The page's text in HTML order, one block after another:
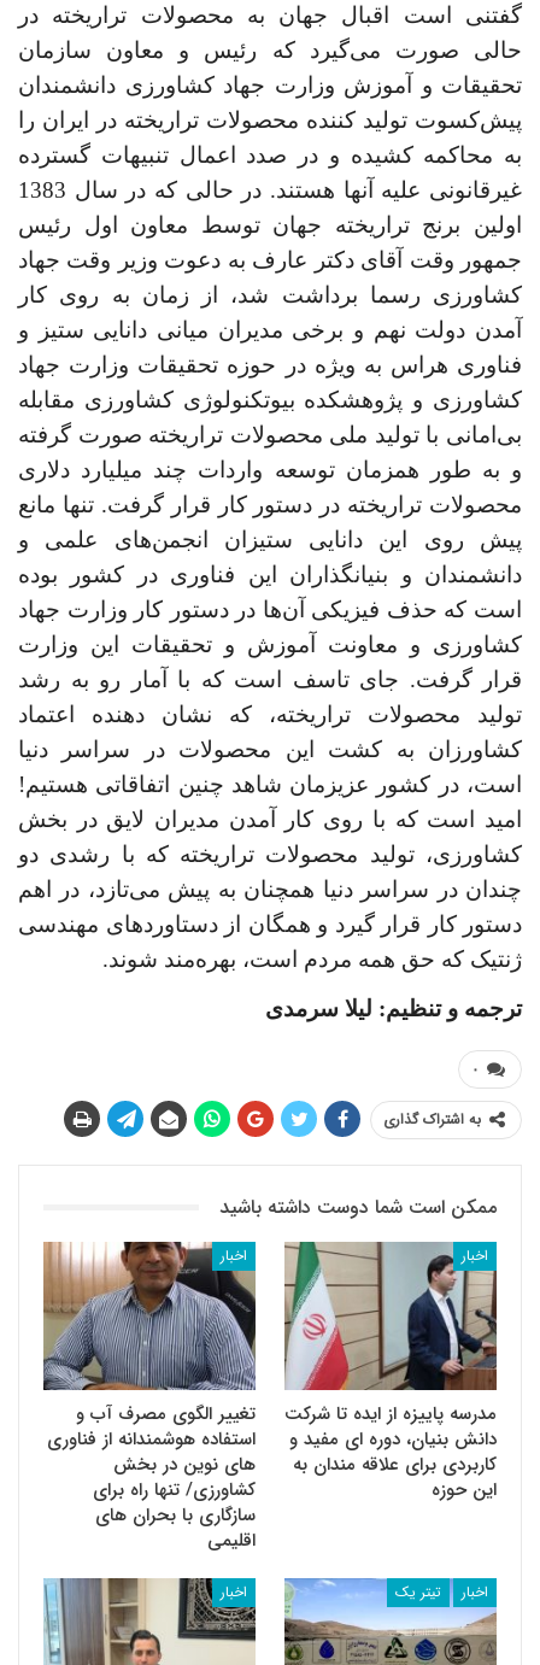
گفتنی است اقبال جهان به محصولات تراریخته در
حالی صورت می‌گیرد که رئیس و معاون سازمان
تحقیقات و آموزش وزارت جهاد کشاورزی دانشمندان
پیش‌کسوت تولید کننده محصولات تراریخته در ایران را
به محاکمه کشیده و در صدد اعمال تنبیهات گسترده
غیرقانونی علیه آنها هستند. در حالی که در سال 1383
اولین برنج تراریخته جهان توسط معاون اول رئیس
جمهور وقت آقای دکتر عارف به دعوت وزیر وقت جهاد
کشاورزی رسما برداشت شد، از زمان به روی کار
آمدن دولت نهم و برخی مدیران میانی دانایی ستیز و
فناوری هراس به ویژه در حوزه تحقیقات وزارت جهاد
کشاورزی و پژوهشکده بیوتکنولوژی کشاورزی مقابله
بی‌امانی با تولید ملی محصولات تراریخته صورت گرفته
و به طور همزمان توسعه واردات چند میلیارد دلاری
محصولات تراریخته در دستور کار قرار گرفت. تنها مانع
پیش روی این دانایی ستیزان انجمن‌های علمی و
دانشمندان و بنیانگذاران این فناوری در کشور بوده
است که حذف فیزیکی آن‌ها در دستور کار وزارت جهاد
کشاورزی و معاونت آموزش و تحقیقات این وزارت
قرار گرفت. جای تاسف است که با آمار رو به رشد
تولید محصولات تراریخته، که نشان دهنده اعتماد
کشاورزان به کشت این محصولات در سراسر دنیا
است، در کشور عزیزمان شاهد چنین اتفاقاتی هستیم!
امید است که با روی کار آمدن مدیران لایق در بخش
کشاورزی، تولید محصولات تراریخته که با رشدی دو
چندان در سراسر دنیا همچنان به پیش می‌تازد، در اهم
دستور کار قرار گیرد و همگان از دستاوردهای مهندسی
ژنتیک که حق همه مردم است، بهره‌مند شوند.
ترجمه و تنظیم: لیلا سرمدی
۰
به اشتراک گذاری
ممکن است شما دوست داشته باشید
اخبار
مدرسه پاییزه از ایده تا شرکت
دانش بنیان، دوره ای مفید و
کاربردی برای علاقه مندان به
این حوزه
اخبار
تغییر الگوی مصرف آب و
استفاده هوشمندانه از فناوری
های نوین در بخش
کشاورزی/ تنها راه برای
سازگاری با بحران های
اقلیمی
اخبار تیتر یک اخبار